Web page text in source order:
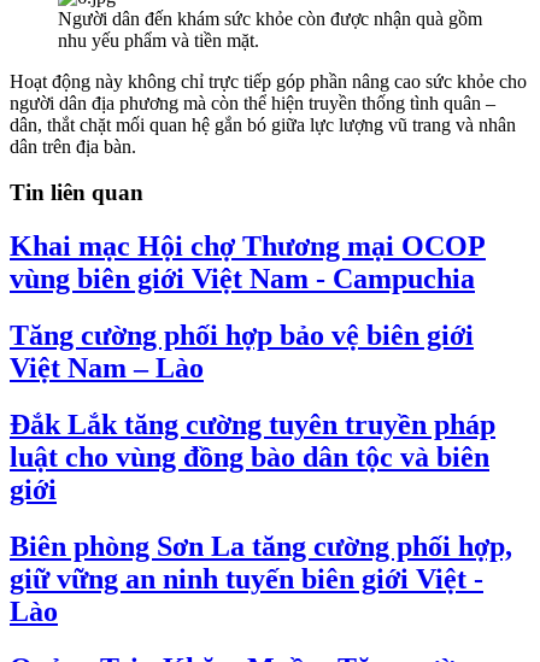
Người dân đến khám sức khỏe còn được nhận quà gồm
nhu yếu phẩm và tiền mặt.
Hoạt động này không chỉ trực tiếp góp phần nâng cao sức khỏe cho
người dân địa phương mà còn thể hiện truyền thống tình quân –
dân, thắt chặt mối quan hệ gắn bó giữa lực lượng vũ trang và nhân
dân trên địa bàn.
Tin liên quan
Khai mạc Hội chợ Thương mại OCOP
vùng biên giới Việt Nam - Campuchia
Tăng cường phối hợp bảo vệ biên giới
Việt Nam – Lào
Đắk Lắk tăng cường tuyên truyền pháp
luật cho vùng đồng bào dân tộc và biên
giới
Biên phòng Sơn La tăng cường phối hợp,
giữ vững an ninh tuyến biên giới Việt -
Lào